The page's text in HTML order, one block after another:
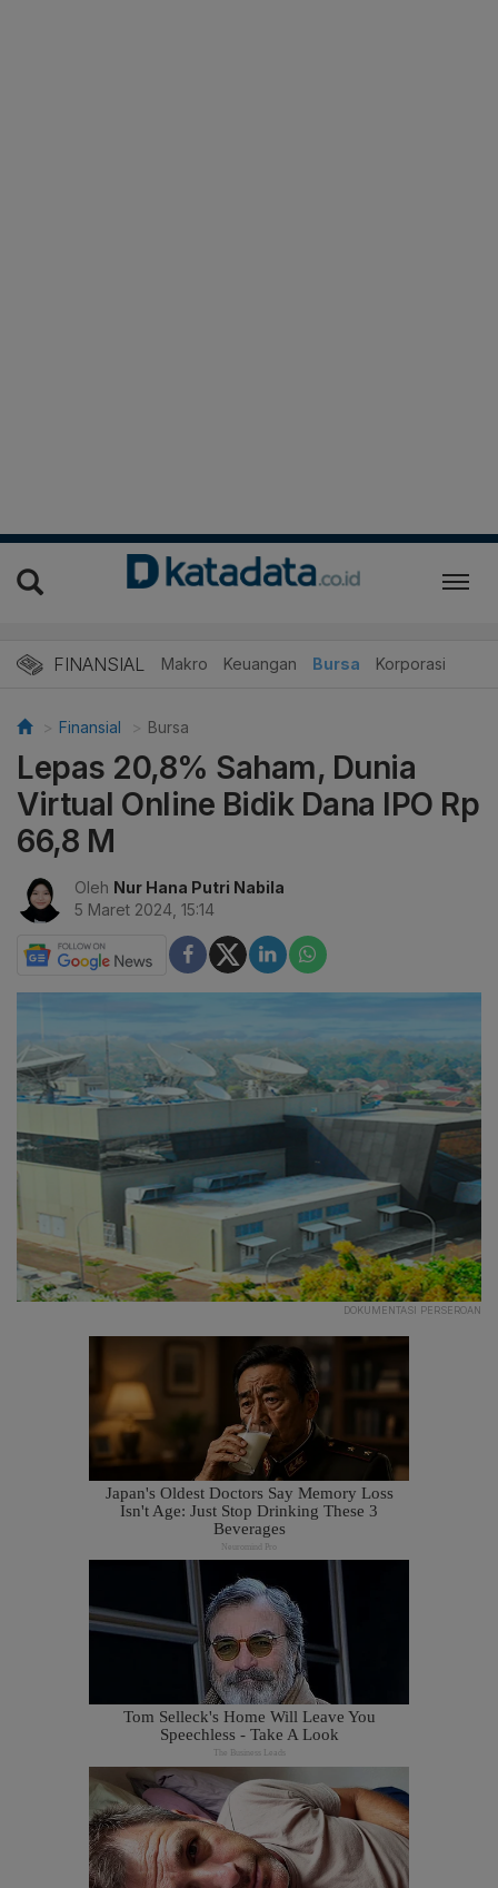
FINANSIAL Makro Keuangan Bursa Korporasi
Finansial Bursa
Lepas 20,8% Saham, Dunia
Virtual Online Bidik Dana IPO Rp
66,8 M
Oleh Nur Hana Putri Nabila
5 Maret 2024, 15:14
DOKUMENTASI PERSEROAN